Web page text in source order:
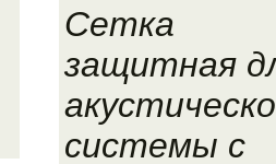
Сетка
защитная
системы с